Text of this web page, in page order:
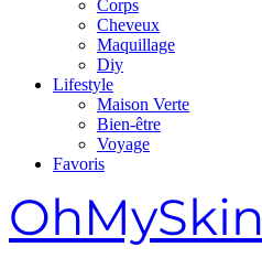
Corps
Cheveux
Maquillage
Diy
Lifestyle
Maison Verte
Bien-être
Voyage
Favoris
OhMySkin